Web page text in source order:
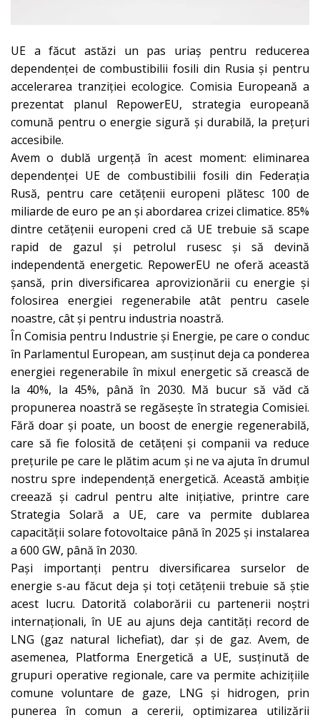
UE a făcut astăzi un pas uriaș pentru reducerea
dependenței de combustibilii fosili din Rusia și pentru
accelerarea tranziției ecologice. Comisia Europeană a
prezentat planul RepowerEU, strategia europeană
comună pentru o energie sigură și durabilă, la prețuri
accesibile.
Avem o dublă urgență în acest moment: eliminarea
dependenței UE de combustibilii fosili din Federația
Rusă, pentru care cetățenii europeni plătesc 100 de
miliarde de euro pe an și abordarea crizei climatice. 85%
dintre cetățenii europeni cred că UE trebuie să scape
rapid de gazul și petrolul rusesc și să devină
independentă energetic. RepowerEU ne oferă această
șansă, prin diversificarea aprovizionării cu energie și
folosirea energiei regenerabile atât pentru casele
noastre, cât și pentru industria noastră.
În Comisia pentru Industrie și Energie, pe care o conduc
în Parlamentul European, am susținut deja ca ponderea
energiei regenerabile în mixul energetic să crească de
la 40%, la 45%, până în 2030. Mă bucur să văd că
propunerea noastră se regăsește în strategia Comisiei.
Fără doar și poate, un boost de energie regenerabilă,
care să fie folosită de cetățeni și companii va reduce
prețurile pe care le plătim acum și ne va ajuta în drumul
nostru spre independență energetică. Această ambiție
creează și cadrul pentru alte inițiative, printre care
Strategia Solară a UE, care va permite dublarea
capacității solare fotovoltaice până în 2025 și instalarea
a 600 GW, până în 2030.
Pași importanți pentru diversificarea surselor de
energie s-au făcut deja și toți cetățenii trebuie să știe
acest lucru. Datorită colaborării cu partenerii noștri
internaționali, în UE au ajuns deja cantități record de
LNG (gaz natural lichefiat), dar și de gaz. Avem, de
asemenea, Platforma Energetică a UE, susținută de
grupuri operative regionale, care va permite achizițiile
comune voluntare de gaze, LNG și hidrogen, prin
punerea în comun a cererii, optimizarea utilizării